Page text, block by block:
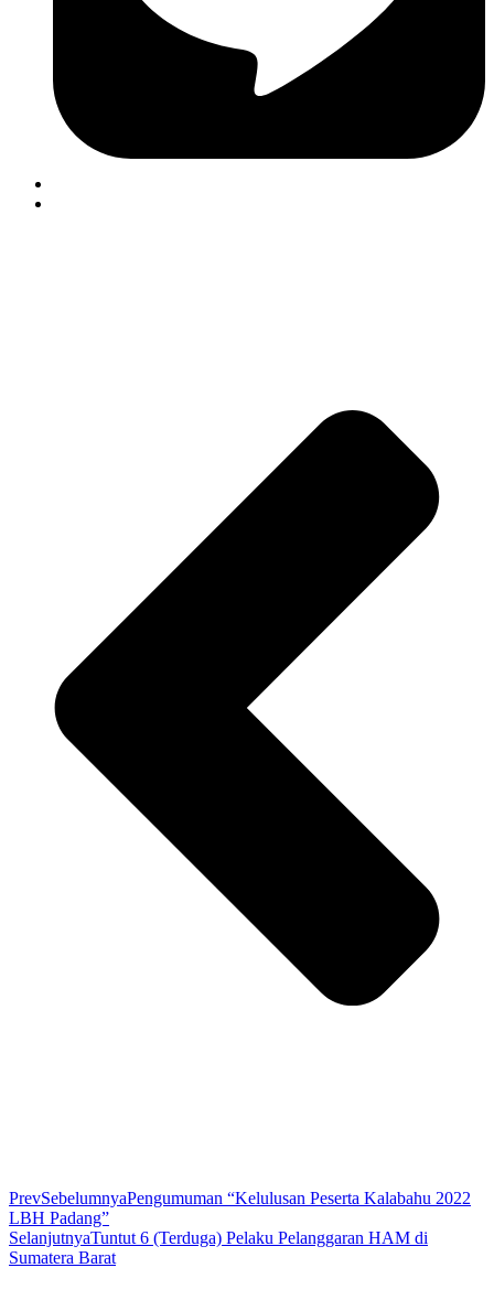
PrevSebelumnyaPengumuman “Kelulusan Peserta Kalabahu 2022
LBH Padang”​
SelanjutnyaTuntut 6 (Terduga) Pelaku Pelanggaran HAM di
Sumatera Barat